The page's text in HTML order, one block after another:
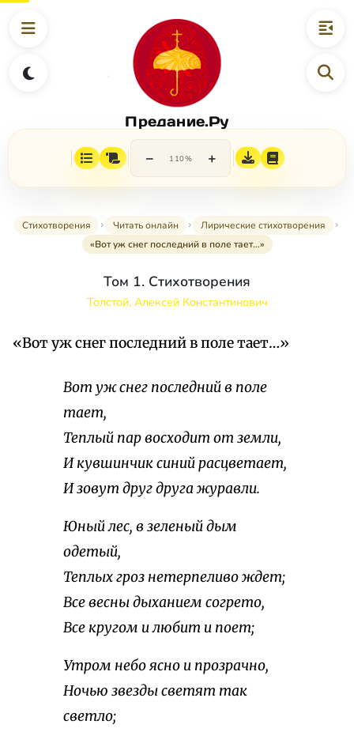
Предание.Ру
− 110% +
Стихотворения Читать онлайн
Лирические стихотворения
«Вот уж снег последний в поле тает…»
Том 1. Стихотворения
Толстой, Алексей Константинович
«Вот уж снег последний в поле тает…»
Вот уж снег последний в поле
тает,
Теплый пар восходит от земли,
И кувшинчик синий расцветает,
И зовут друг друга журавли.
Юный лес, в зеленый дым
одетый,
Теплых гроз нетерпеливо ждет;
Все весны дыханием согрето,
Все кругом и любит и поет;
Утром небо ясно и прозрачно,
Ночью звезды светят так
светло;